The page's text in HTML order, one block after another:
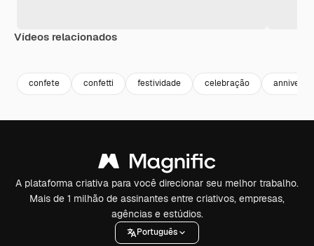
Vídeos relacionados
confete confetti festividade celebração
A plataforma criativa para você direcionar seu melhor trabalho.
Mais de 1 milhão de assinantes entre criativos, empresas,
agências e estúdios.
Português